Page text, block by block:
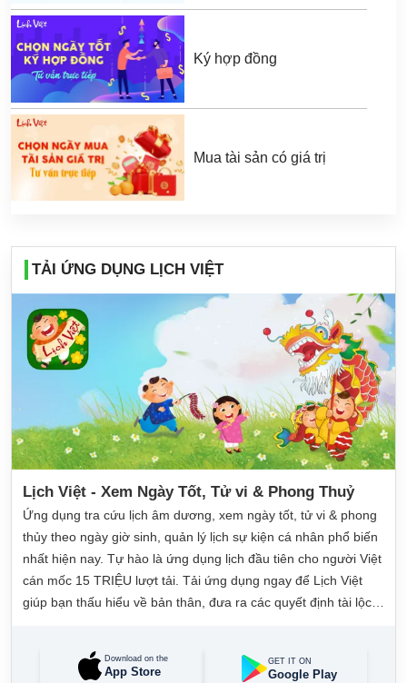
Ký hợp đồng
Mua tài sản có giá trị
TẢI ỨNG DỤNG LỊCH VIỆT
Lịch Việt - Xem Ngày Tốt, Tử vi & Phong Thuỷ
Ứng dụng tra cứu lịch âm dương, xem ngày tốt, tử vi & phong
thủy theo ngày giờ sinh, quản lý lịch sự kiện cá nhân phổ biến
nhất hiện nay. Tự hào là ứng dụng lịch đầu tiên cho người Việt
cán mốc 15 TRIỆU lượt tải. Tải ứng dụng ngay để Lịch Việt
giúp bạn thấu hiểu về bản thân, đưa ra các quyết định tài lộc,
Download on the
App Store
GET IT ON
Google Play